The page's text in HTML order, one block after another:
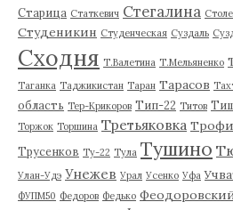
Старица Статкевич Стегалина
Студеникин Студенческая Суздаль
Сходня Т.Валетина Т.Мельяненко
Таганка Таджикистан Таран Тарасов
область Тер-Крикоров Тип-22 Титов
Торжок Торшина Третьяковка
Трусенков Ту-22 Тула Тушино
Улан-Удэ Унежев Урал Усенко Уфа
ФУПМ50 Федоров Федько